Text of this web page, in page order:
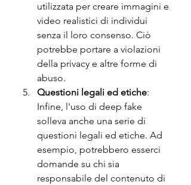
utilizzata per creare immagini e
video realistici di individui
senza il loro consenso. Ciò
potrebbe portare a violazioni
della privacy e altre forme di
abuso.
Questioni legali ed etiche:
Infine, l'uso di deep fake
solleva anche una serie di
questioni legali ed etiche. Ad
esempio, potrebbero esserci
domande su chi sia
responsabile del contenuto di